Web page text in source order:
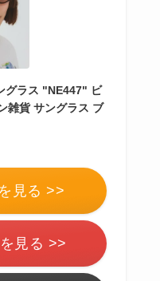
グラス "NE447" ビ
雑貨 サングラス ブ
見る >>
見る >>